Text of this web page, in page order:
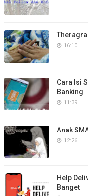
16:10
Cara Isi
Banking
11:39
Anak
12:26
Help
Banget